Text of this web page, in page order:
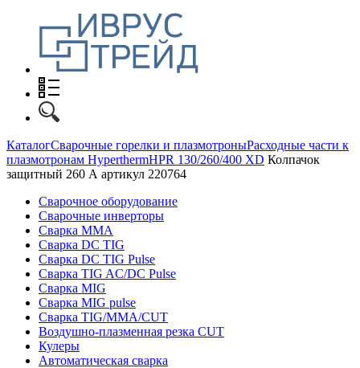
КаталогСварочные горелки и плазмотроныРасходные части к
плазмотронам HyperthermHPR 130/260/400 XD Колпачок
защитный 260 А артикул 220764
Сварочное оборудование
Сварочные инверторы
Сварка MMA
Сварка DC TIG
Сварка DC TIG Pulse
Сварка TIG AC/DC Pulse
Сварка MIG
Сварка MIG pulse
Сварка TIG/MMA/CUT
Воздушно-плазменная резка CUT
Кулеры
Автоматическая сварка